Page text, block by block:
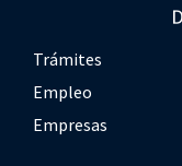
Trámites
Empleo
Empresas